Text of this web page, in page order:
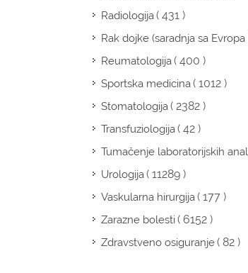
Radiologija( 431 )
Rak dojke (saradnja sa
Reumatologija( 400 )
Sportska medicina( 1012 )
Stomatologija( 2382 )
Transfuziologija( 42 )
Tumačenje laboratorijskih
Urologija( 11289 )
Vaskularna hirurgija( 177 )
Zarazne bolesti( 6152 )
Zdravstveno osiguranje( 82 )